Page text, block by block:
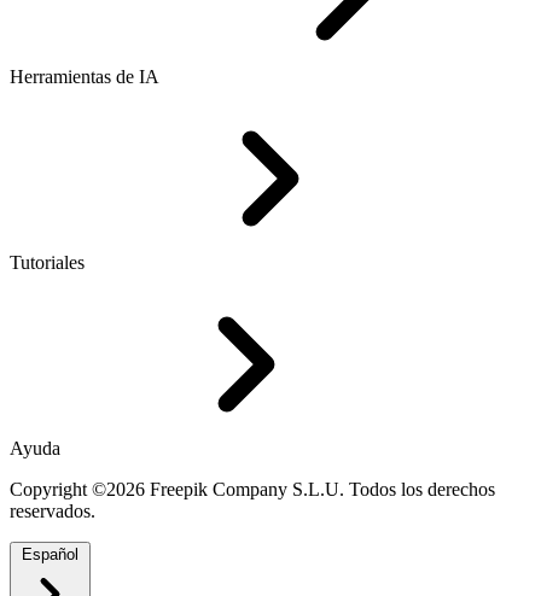
Herramientas de IA
Tutoriales
Ayuda
Copyright ©2026 Freepik Company S.L.U. Todos los derechos
reservados.
Español